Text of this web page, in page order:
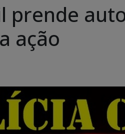
prende
ação